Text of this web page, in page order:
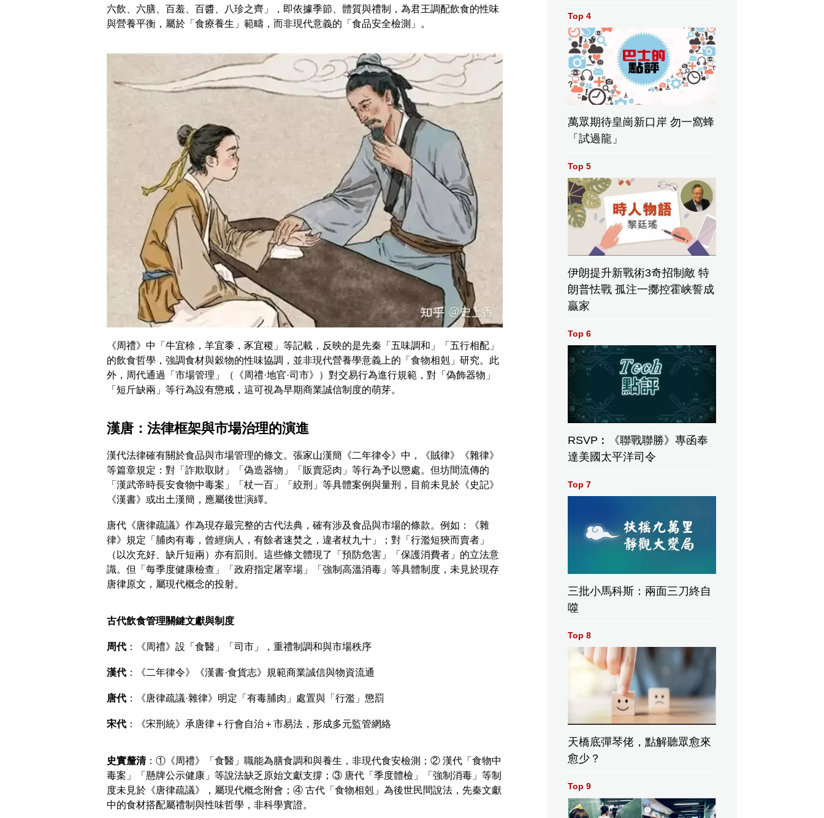
六飲、六膳、百羞、百醬、八珍之齊」，即依據季節、體質與禮制，為君王調配飲食的性味
與營養平衡，屬於「食療養生」範疇，而非現代意義的「食品安全檢測」。
《周禮》中「牛宜稌，羊宜黍，豕宜稷」等記載，反映的是先秦「五味調和」「五行相配」
的飲食哲學，強調食材與穀物的性味協調，並非現代營養學意義上的「食物相剋」研究。此
外，周代通過「市場管理」（《周禮·地官·司市》）對交易行為進行規範，對「偽飾器物」
「短斤缺兩」等行為設有懲戒，這可視為早期商業誠信制度的萌芽。
漢唐：法律框架與市場治理的演進
漢代法律確有關於食品與市場管理的條文。張家山漢簡《二年律令》中，《賊律》《雜律》
等篇章規定：對「詐欺取財」「偽造器物」「販賣惡肉」等行為予以懲處。但坊間流傳的
「漢武帝時長安食物中毒案」「杖一百」「絞刑」等具體案例與量刑，目前未見於《史記》
《漢書》或出土漢簡，應屬後世演繹。
唐代《唐律疏議》作為現存最完整的古代法典，確有涉及食品與市場的條款。例如：《雜
律》規定「脯肉有毒，曾經病人，有餘者速焚之，違者杖九十」；對「行濫短狹而賣者」
（以次充好、缺斤短兩）亦有罰則。這些條文體現了「預防危害」「保護消費者」的立法意
識。但「每季度健康檢查」「政府指定屠宰場」「強制高溫消毒」等具體制度，未見於現存
唐律原文，屬現代概念的投射。
古代飲食管理關鍵文獻與制度
周代 ：《周禮》設「食醫」「司市」，重禮制調和與市場秩序
漢代 ：《二年律令》《漢書·食貨志》規範商業誠信與物資流通
唐代 ：《唐律疏議·雜律》明定「有毒脯肉」處置與「行濫」懲罰
宋代 ：《宋刑統》承唐律＋行會自治＋市易法，形成多元監管網絡
史實釐清：①《周禮》「食醫」職能為膳食調和與養生，非現代食安檢測；② 漢代「食物中
毒案」「懸牌公示健康」等說法缺乏原始文獻支撐；③ 唐代「季度體檢」「強制消毒」等制
度未見於《唐律疏議》，屬現代概念附會；④ 古代「食物相剋」為後世民間說法，先秦文獻
中的食材搭配屬禮制與性味哲學，非科學實證。
Top 4
萬眾期待皇崗新口岸 勿一窩蜂
「試過龍」
Top 5
伊朗提升新戰術3奇招制敵 特
朗普怯戰 孤注一擲控霍峡誓成
贏家
Top 6
RSVP︰《聯戰聯勝》專函奉
達美國太平洋司令
Top 7
三批小馬科斯：兩面三刀終自
噬
Top 8
天橋底彈琴佬，點解聽眾愈來
愈少？
Top 9